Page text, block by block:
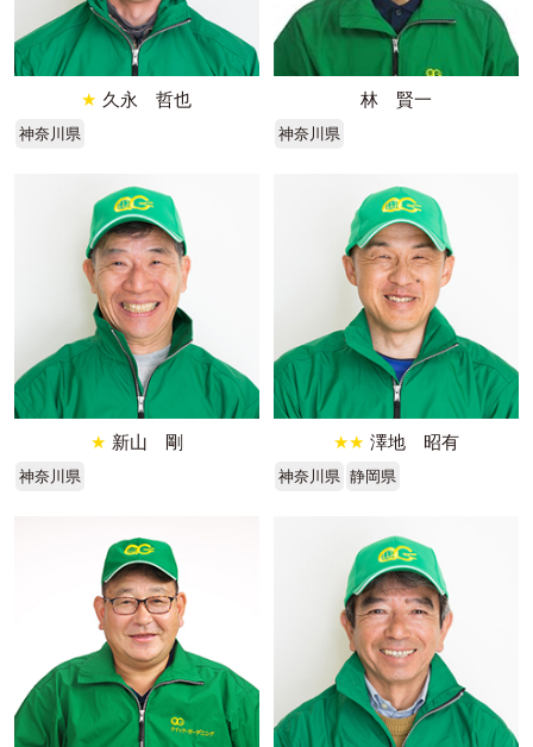
★ 久永 哲也
神奈川県
林 賢一
神奈川県
★ 新山 剛
神奈川県
★★ 澤地 昭有
神奈川県 静岡県